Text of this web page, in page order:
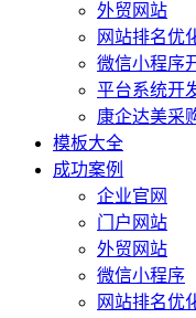
外贸网站
网站排名优
微信小程序
平台系统开
康企达美采
模板大全
成功案例
企业官网
门户网站
外贸网站
微信小程序
网站排名优